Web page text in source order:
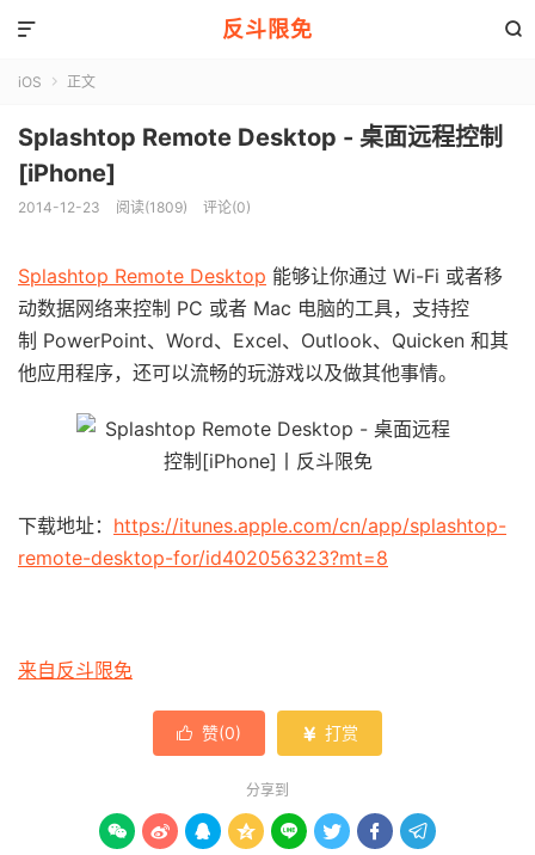
反斗限免 

iOS  正文
Splashtop Remote Desktop - 桌面远程控制
[iPhone]
2014-12-23 阅读(1809) 评论(0)
Splashtop Remote Desktop 能够让你通过 Wi-Fi 或者移
动数据网络来控制 PC 或者 Mac 电脑的工具，支持控
制 PowerPoint、Word、Excel、Outlook、Quicken 和其
他应用程序，还可以流畅的玩游戏以及做其他事情。
下载地址： https://itunes.apple.com/cn/app/splashtop-
remote-desktop-for/id402056323?mt=8
来自反斗限免
 赞(0)  打赏
分享到
       